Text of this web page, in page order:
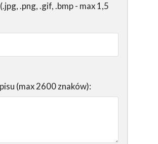
.png, .gif, .bmp - max 1,5
(max 2600 znaków):